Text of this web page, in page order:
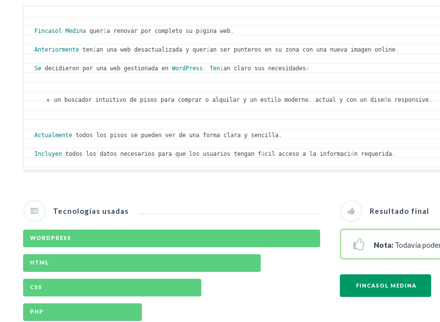
Fincasol Medina quería renovar por completo su página web .
Anteriormente tenían una web desactualizada y querían ser punteros en su zona con una nueva imagen online .
Se decidieron por una web gestionada en WordPress . Tenían claro sus necesidades :
un buscador intuitivo de pisos para comprar o alquilar y un estilo moderno, actual y con un diseño responsive.
Actualmente todos los pisos se pueden ver de una forma clara y sencilla .
Incluyen todos los datos necesarios para que los usuarios tengan fácil acceso a la información requerida .
Tecnologías usadas
WORDPRESS
HTML
CSS
PHP
Resultado final
Nota: Todavía
FINCASOL MEDINA